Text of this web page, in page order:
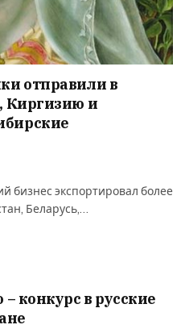
отправили в
Киргизию и
бизнес экспортировал более
Беларусь,…
– конкурс в русские